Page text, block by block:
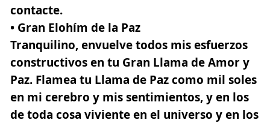
contacte.
• Gran Elohím de la Paz
Tranquilino,envuelve todos mis esfuerzos
constructivos en tu Gran Llama de Amor y
Paz. Flamea tu Llama de Paz como mil soles
en mi cerebro y mis sentimientos, y en los
de toda cosa viviente en el universo y en los